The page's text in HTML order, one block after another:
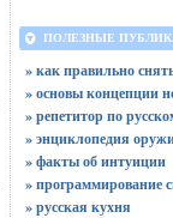
ПОЛЕЗНЫЕ
» как правильно
» основы концепции
» репетитор по
» энциклопедия
» факты об интуиции
» программирование
» русская кухня